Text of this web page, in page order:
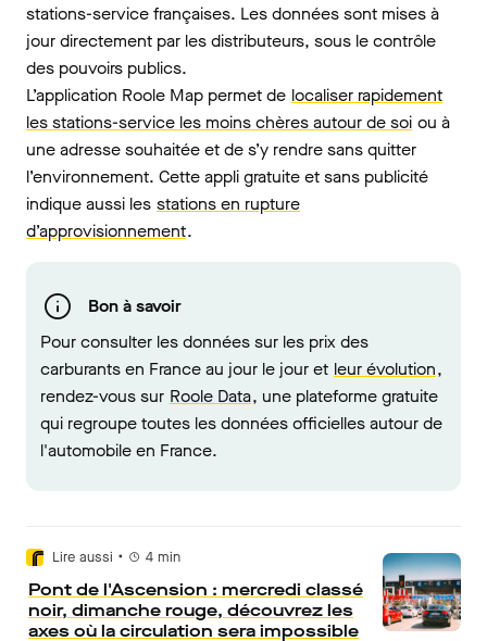
stations-service françaises. Les données sont mises à
jour directement par les distributeurs, sous le contrôle
des pouvoirs publics.
L’application Roole Map permet de localiser rapidement
les stations-service les moins chères autour de soi ou à
une adresse souhaitée et de s’y rendre sans quitter
l’environnement. Cette appli gratuite et sans publicité
indique aussi les stations en rupture
d’approvisionnement.
Bon à savoir
Pour consulter les données sur les prix des
carburants en France au jour le jour et leur évolution,
rendez-vous sur Roole Data, une plateforme gratuite
qui regroupe toutes les données officielles autour de
l'automobile en France.
Lire aussi • 4 min
Pont de l'Ascension : mercredi classé
noir, dimanche rouge, découvrez les
axes où la circulation sera impossible